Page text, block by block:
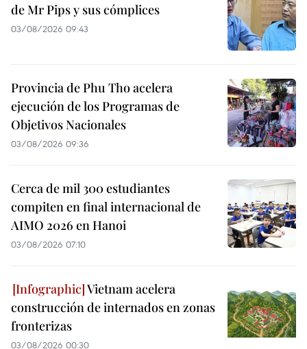
de Mr Pips y sus cómplices
03/08/2026 09:43
Provincia de Phu Tho acelera
ejecución de los Programas de
Objetivos Nacionales
03/08/2026 09:36
Cerca de mil 300 estudiantes
compiten en final internacional de
AIMO 2026 en Hanoi
03/08/2026 07:10
Vietnam acelera
construcción de internados en zonas
fronterizas
03/08/2026 00:30